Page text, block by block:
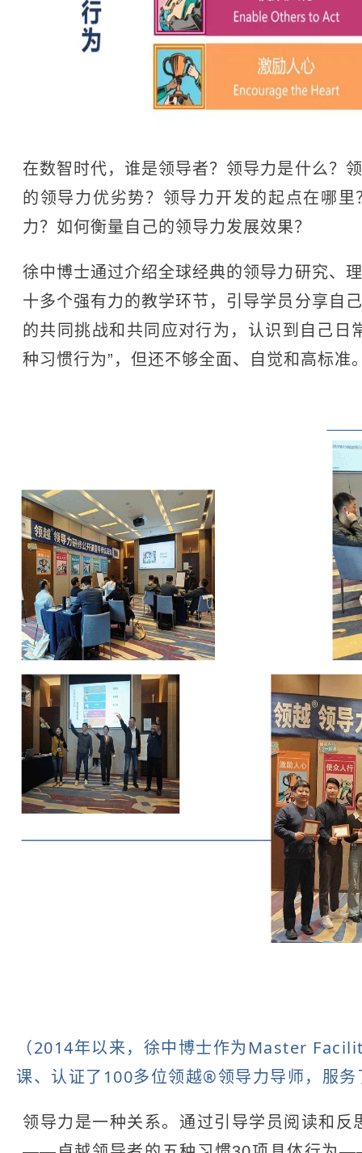
在数智时代，谁是领导者？领导力是什么？
的领导力优劣势？领导力开发的起点在哪
力？如何衡量自己的领导力发展效果？
徐中博士通过介绍全球经典的领导力研究、
十多个强有力的教学环节，引导学员分享自
的共同挑战和共同应对行为，认识到自己日
种习惯行为”，但还不够全面、自觉和高标准
（2014年以来，徐中博士作为Master
课、认证了100多位领越®领导力导师，服
领导力是一种关系。通过引导学员阅读和